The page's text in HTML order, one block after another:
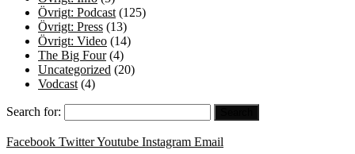
Övrigt: Podcast (125)
Övrigt: Press (13)
Övrigt: Video (14)
The Big Four(4)
Uncategorized (20)
Vodcast (4)
Search for:
Facebook TwitterYoutube Instagram Email